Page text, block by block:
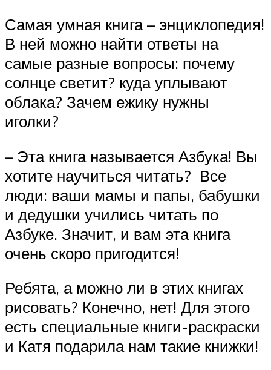
Самая умная книга – энциклопедия!
В ней можно найти ответы на
самые разные вопросы: почему
солнце светит? куда уплывают
облака? Зачем ежику нужны
иголки?
– Эта книга называется Азбука! Вы
хотите научиться читать? Все
люди: ваши мамы и папы, бабушки
и дедушки учились читать по
Азбуке. Значит, и вам эта книга
очень скоро пригодится!
Ребята, а можно ли в этих книгах
рисовать? Конечно, нет! Для этого
есть специальные книги-раскраски
и Катя подарила нам такие книжки!